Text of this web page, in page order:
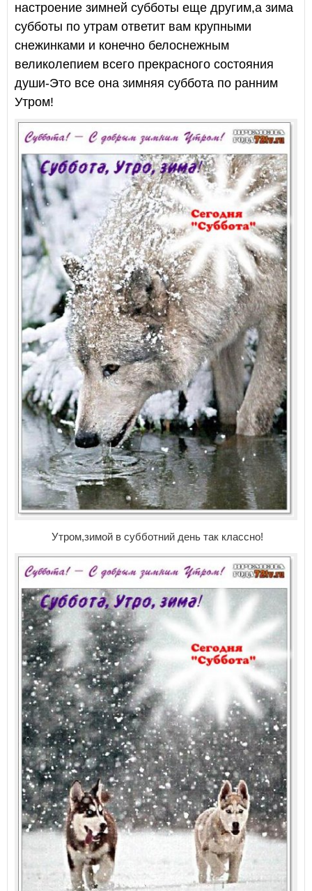
настроение зимней субботы еще другим,а зима
субботы по утрам ответит вам крупными
снежинками и конечно белоснежным
великолепием всего прекрасного состояния
души-Это все она зимняя суббота по ранним
Утром!
Утром,зимой в субботний день так классно!